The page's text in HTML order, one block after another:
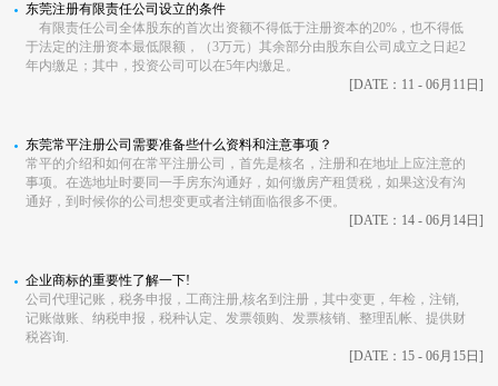
东莞注册有限责任公司设立的条件
有限责任公司全体股东的首次出资额不得低于注册资本的20%，也不得低
于法定的注册资本最低限额，（3万元）其余部分由股东自公司成立之日起2
年内缴足；其中，投资公司可以在5年内缴足。
[DATE：11 - 06月11日]
东莞常平注册公司需要准备些什么资料和注意事项？
常平的介绍和如何在常平注册公司，首先是核名，注册和在地址上应注意的
事项。在选地址时要同一手房东沟通好，如何缴房产租赁税，如果这没有沟
通好，到时候你的公司想变更或者注销面临很多不便。
[DATE：14 - 06月14日]
企业商标的重要性了解一下!
公司代理记账，税务申报，工商注册,核名到注册，其中变更，年检，注销,
记账做账、纳税申报，税种认定、发票领购、发票核销、整理乱帐、提供财
税咨询.
[DATE：15 - 06月15日]